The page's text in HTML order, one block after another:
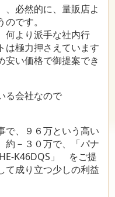
、必然的に、量販店よ
です。
何より派手な社内行
は極力押さえています
安い価格で御提案でき
る会社なので
で、９６万という高い
約－３０万で、「パナ
K46DQS」 をご提
成り立つ少しの利益